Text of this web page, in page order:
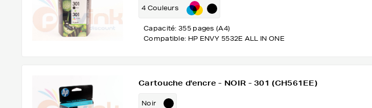
4 Couleurs
Capacité: 355 pages (A4)
Compatible: HP ENVY 5532E ALL IN ONE
Cartouche d'encre - NOIR - 301 (CH561EE)
Noir